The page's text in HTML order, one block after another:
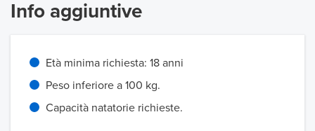
Info aggiuntive
Età minima richiesta: 18 anni
Peso inferiore a 100 kg.
Capacità natatorie richieste.